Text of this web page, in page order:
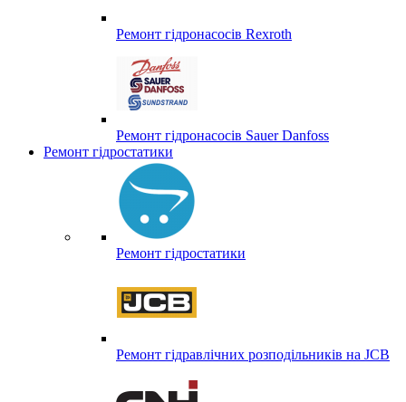
Ремонт гідронасосів Rexroth
Ремонт гідронасосів Sauer Danfoss
Ремонт гідростатики
Ремонт гідростатики
Ремонт гідравлічних розподільників на JCB